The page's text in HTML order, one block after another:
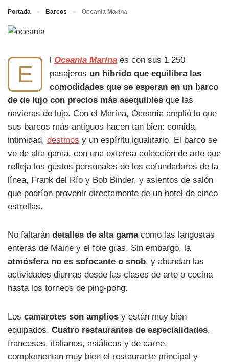
Portada » Barcos » Oceania Marina
E
l Oceania Marinaes con sus 1.250
pasajeros un híbrido que equilibra las
comodidades que se esperan en un barco
de de lujo con precios más asequibles que las
navieras de lujo. Con el Marina, Oceanía amplió lo que
sus barcos más antiguos hacen tan bien: comida,
intimidad, destinos y un espíritu igualitario. El barco se
ve de alta gama, con una extensa colección de arte que
refleja los gustos personales de los cofundadores de la
línea, Frank del Río y Bob Binder, y asientos de salón
que podrían provenir directamente de un hotel de cinco
estrellas.
No faltarán detalles de alta gamacomo las langostas
enteras de Maine y el foie gras. Sin embargo, la
atmósfera no es sofocante o snob, y abundan las
actividades diurnas desde las clases de arte o cocina
hasta los torneos de ping-pong.
Los camarotes son amplios y están muy bien
equipados. Cuatro restaurantes de especialidades,
franceses, italianos, asiáticos y de carne,
complementan muy bien el restaurante principal y